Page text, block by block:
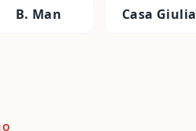
B. Man Casa Giulia